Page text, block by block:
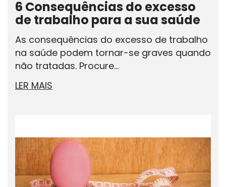
6 Consequências do excesso
de trabalho para a sua saúde
As consequências do excesso de trabalho
na saúde podem tornar-se graves quando
não tratadas. Procure...
LER MAIS